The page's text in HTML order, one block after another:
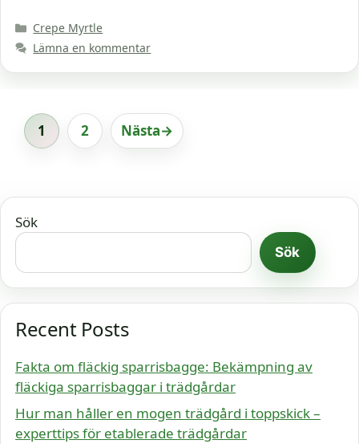
Kategorier
Crepe Myrtle
Lämna en kommentar
Sida
1 Sida
2 Nästa→
Sök
Sök
Recent Posts
Fakta om fläckig sparrisbagge: Bekämpning av
fläckiga sparrisbaggar i trädgårdar
Hur man håller en mogen trädgård i toppskick –
experttips för etablerade trädgårdar